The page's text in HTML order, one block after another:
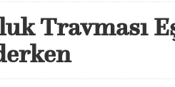
Travması